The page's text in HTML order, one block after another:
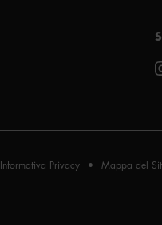
Informativa Privacy Mappa del